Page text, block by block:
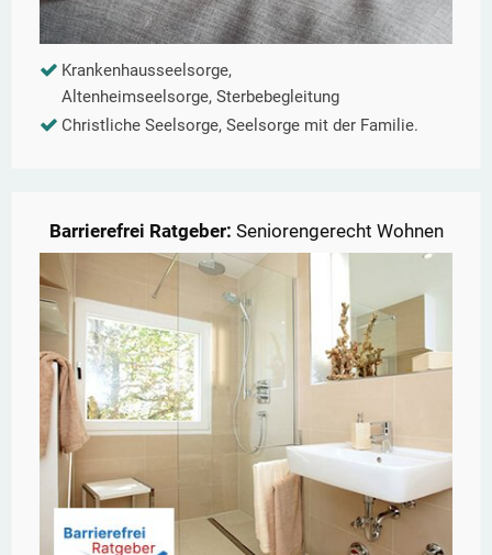
Krankenhausseelsorge,
Altenheimseelsorge, Sterbebegleitung
Christliche Seelsorge, Seelsorge mit der Familie.
Barrierefrei Ratgeber: Seniorengerecht Wohnen